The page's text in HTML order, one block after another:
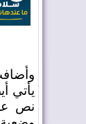
يأتي
نص